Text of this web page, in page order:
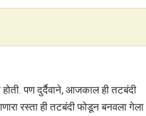
होती. पण दुर्दैवाने, आजकाल ही तटबंदी
रस्ता ही तटबंदी फोडून बनवला गेला